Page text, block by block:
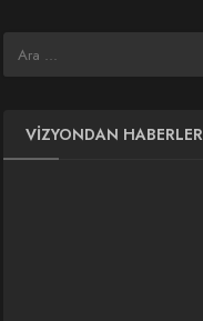
VIZYONDAN HABERLER